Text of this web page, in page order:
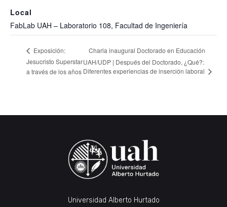
Local
FabLab UAH – Laboratorio 108, Facultad de Ingeniería
Exposición:
Jesucristo Superstar
a través de los años
Charla inaugural Doctorado en Educación
UAH/UDP | Después del Doctorado, ¿Qué?:
Diferentes experiencias de inserción laboral
Universidad Alberto Hurtado